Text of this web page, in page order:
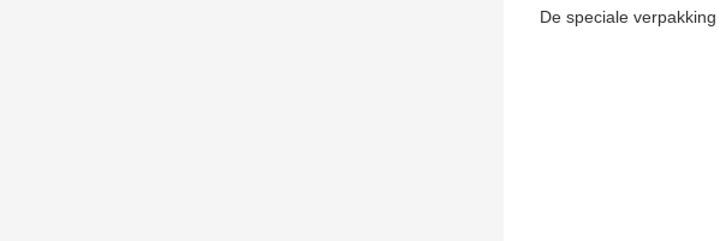
De speciale